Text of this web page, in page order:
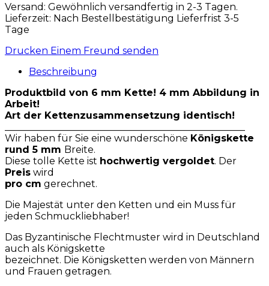
Versand: Gewöhnlich versandfertig in 2-3 Tagen.
Lieferzeit: Nach Bestellbestätigung Lieferfrist 3-5
Tage
Drucken Einem Freund senden
Beschreibung
Produktbild von 6 mm Kette! 4 mm Abbildung in
Arbeit!
Art der Kettenzusammensetzung identisch!
Wir haben für Sie eine wunderschöne Königskette
rund 5 mm Breite.
Diese tolle Kette ist hochwertig vergoldet. Der
Preis wird
pro cm gerechnet.
Die Majestät unter den Ketten und ein Muss für
jeden Schmuckliebhaber!
Das Byzantinische Flechtmuster wird in Deutschland
auch als Königskette
bezeichnet. Die Königsketten werden von Männern
und Frauen getragen.